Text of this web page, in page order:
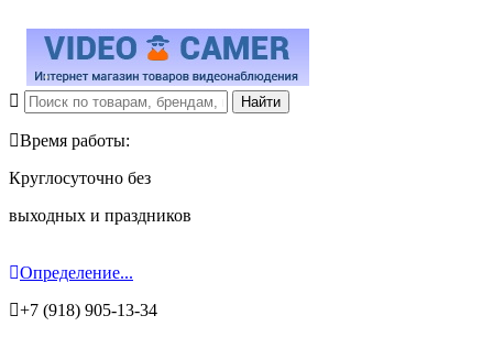
Время работы:
Круглосуточно без
выходных и праздников
Определение...
+7 (918) 905-13-34